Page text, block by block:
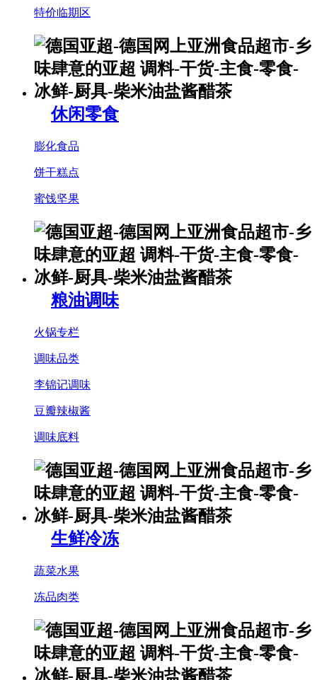
特价临期区
休闲零食
膨化食品
饼干糕点
蜜饯坚果
粮油调味
火锅专栏
调味品类
李锦记调味
豆瓣辣椒酱
调味底料
生鲜冷冻
蔬菜水果
冻品肉类